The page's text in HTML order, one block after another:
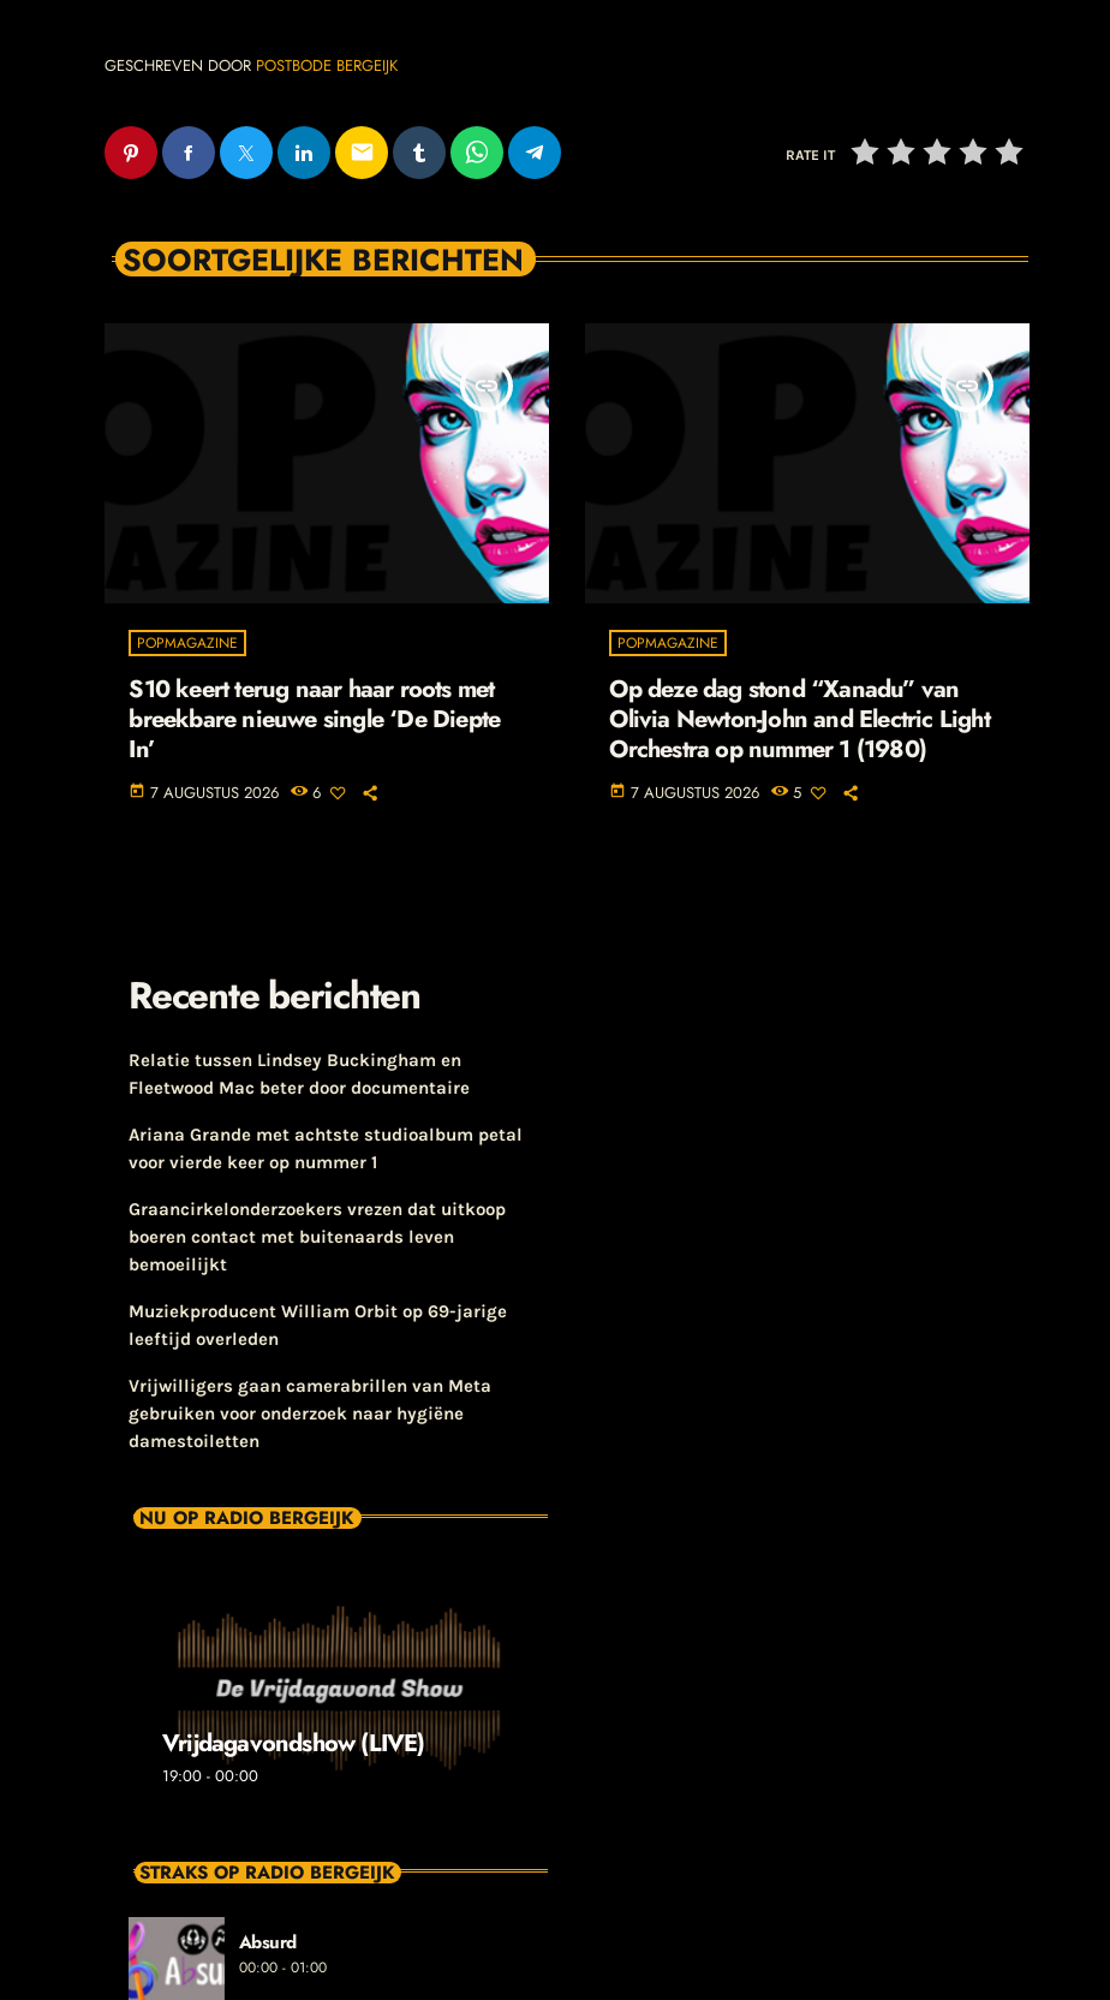
GESCHREVEN DOOR POSTBODE BERGEIJK
email RATE IT
SOORTGELIJKE BERICHTEN
insert_link
POPMAGAZINE
S10 keert terug naar haar roots met
breekbare nieuwe single ‘De Diepte
In’
today 7 AUGUSTUS 2026 6
insert_link
POPMAGAZINE
Op deze dag stond “Xanadu” van
Olivia Newton-John and Electric Light
Orchestra op nummer 1 (1980)
today 7 AUGUSTUS 2026 5
Recente berichten
Relatie tussen Lindsey Buckingham en
Fleetwood Mac beter door documentaire
Ariana Grande met achtste studioalbum petal
voor vierde keer op nummer 1
Graancirkelonderzoekers vrezen dat uitkoop
boeren contact met buitenaards leven
bemoeilijkt
Muziekproducent William Orbit op 69-jarige
leeftijd overleden
Vrijwilligers gaan camerabrillen van Meta
gebruiken voor onderzoek naar hygiëne
damestoiletten
NU OP RADIO BERGEIJK
Vrijdagavondshow (LIVE)
19:00 - 00:00
STRAKS OP RADIO BERGEIJK
Absurd
00:00 - 01:00